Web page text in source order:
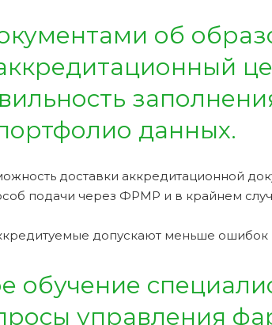
об
данных.
доставки аккредитационной
подачи через ФРМР и в крайнем
допускают меньше
обучение
управления